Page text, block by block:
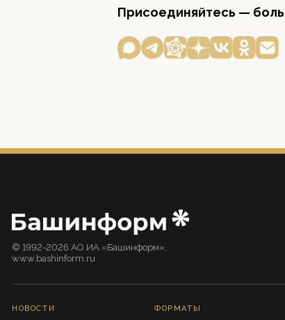
Присоединяйтесь —
© 1992-2026 АО ИА «Башинформ».
www.bashinform.ru
НОВОСТИ ФОРМАТЫ